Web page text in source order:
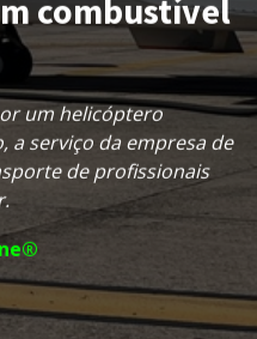
combustível
um helicóptero
a serviço da empresa de
de profissionais